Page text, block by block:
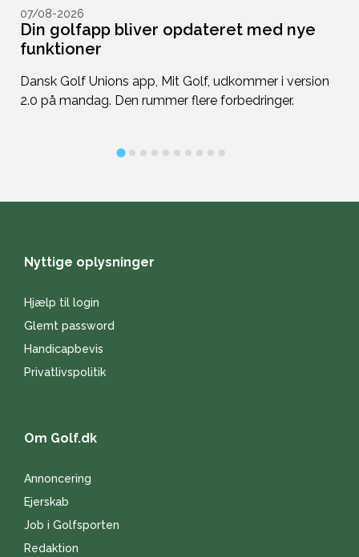
07/08-2026
Din golfapp bliver opdateret med nye
funktioner
Dansk Golf Unions app, Mit Golf, udkommer i version
2.0 på mandag. Den rummer flere forbedringer.
Nyttige oplysninger
Hjælp til login
Glemt password
Handicapbevis
Privatlivspolitik
Om Golf.dk
Annoncering
Ejerskab
Job i Golfsporten
Redaktion